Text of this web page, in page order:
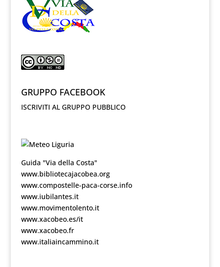
GRUPPO FACEBOOK
ISCRIVITI AL GRUPPO PUBBLICO
Guida "Via della Costa"
www.bibliotecajacobea.org
www.compostelle-paca-corse.info
www.iubilantes.it
www.movimentolento.it
www.xacobeo.es/it
www.xacobeo.fr
www.italiaincammino.it